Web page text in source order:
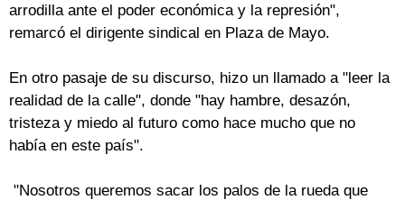
arrodilla ante el poder económica y la represión",
remarcó el dirigente sindical en Plaza de Mayo.
En otro pasaje de su discurso, hizo un llamado a "leer la
realidad de la calle", donde "hay hambre, desazón,
tristeza y miedo al futuro como hace mucho que no
había en este país".
"Nosotros queremos sacar los palos de la rueda que